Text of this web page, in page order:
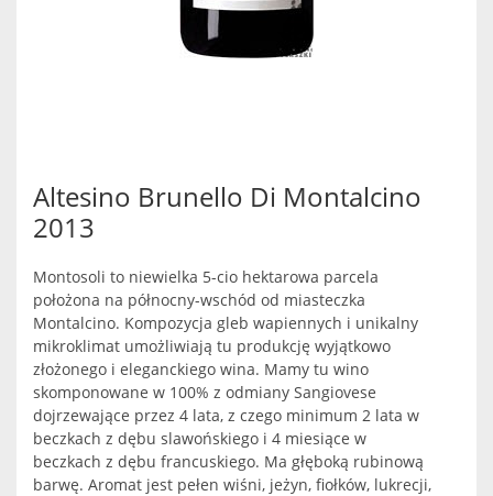
Altesino Brunello Di Montalcino
2013
Montosoli to niewielka 5-cio hektarowa parcela
położona na północny-wschód od miasteczka
Montalcino. Kompozycja gleb wapiennych i unikalny
mikroklimat umożliwiają tu produkcję wyjątkowo
złożonego i eleganckiego wina. Mamy tu wino
skomponowane w 100% z odmiany Sangiovese
dojrzewające przez 4 lata, z czego minimum 2 lata w
beczkach z dębu slawońskiego i 4 miesiące w
beczkach z dębu francuskiego. Ma głęboką rubinową
barwę. Aromat jest pełen wiśni, jeżyn, fiołków, lukrecji,